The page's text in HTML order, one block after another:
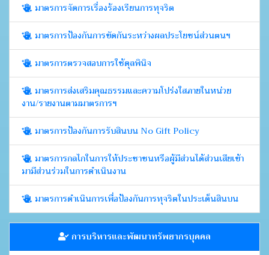
มาตรการจัดการเรื่องร้องเรียนการทุจริต
มาตรการป้องกันการขัดกันระหว่างผลประโยชน์ส่วนตนฯ
มาตรการตรวจสอบการใช้ดุลพินิจ
มาตรการส่งเสริมคุณธรรมและความโปร่งใสภายในหน่วย
งาน/รายงานตามมาตรการฯ
มาตรการป้องกันการรับสินบน No Gift Policy
มาตรการกลไกในการให้ประชาชนหรือผู้มีส่วนได้ส่วนเสียเข้า
มามีส่วนร่วมในการดำเนินงาน
มาตรการดำเนินการเพื่อป้องกันการทุจริตในประเด็นสินบน
การบริหารและพัฒนาทรัพยากรบุคคล